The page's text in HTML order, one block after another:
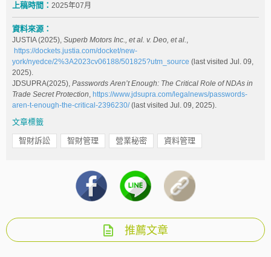
上稿時間： 2025年07月
資料來源：
JUSTIA (2025), Superb Motors Inc., et al. v. Deo, et al.,
https://dockets.justia.com/docket/new-
york/nyedce/2%3A2023cv06188/501825?utm_source (last visited Jul. 09,
2025).
JDSUPRA(2025), Passwords Aren’t Enough: The Critical Role of NDAs in
Trade Secret Protection, https://www.jdsupra.com/legalnews/passwords-
aren-t-enough-the-critical-2396230/(last visited Jul. 09, 2025).
文章標籤
智財訴訟 智財管理 營業秘密 資料管理
推薦文章